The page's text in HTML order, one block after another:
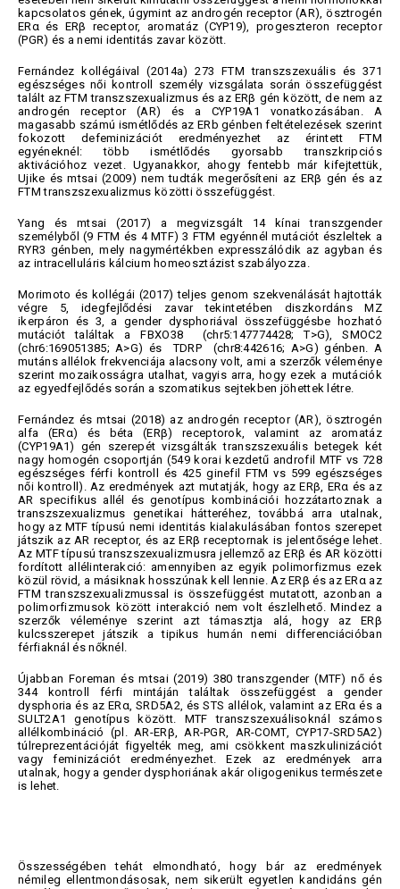
kapcsolatos gének, úgymint az androgén receptor (AR), ösztrogén
ERα és ERβ receptor, aromatáz (CYP19), progeszteron receptor
(PGR) és a nemi identitás zavar között.
Fernández kollégáival (2014a) 273 FTM transzszexuális és 371
egészséges női kontroll személy vizsgálata során összefüggést
talált az FTM transzszexualizmus és az ERβ gén között, de nem az
androgén receptor (AR) és a CYP19A1 vonatkozásában. A
magasabb számú ismétlődés az ERb génben feltételezések szerint
fokozott defeminizációt eredményezhet az érintett FTM
egyéneknél: több ismétlődés gyorsabb transzkripciós
aktivációhoz vezet. Ugyanakkor, ahogy fentebb már kifejtettük,
Ujike és mtsai (2009) nem tudták megerősíteni az ERβ gén és az
FTM transzszexualizmus közötti összefüggést.
Yang és mtsai (2017) a megvizsgált 14 kínai transzgender
személyből (9 FTM és 4 MTF) 3 FTM egyénnél mutációt észleltek a
RYR3 génben, mely nagymértékben expresszálódik az agyban és
az intracelluláris kálcium homeosztázist szabályozza.
Morimoto és kollégái (2017) teljes genom szekvenálását hajtották
végre 5, idegfejlődési zavar tekintetében diszkordáns MZ
ikerpáron és 3, a gender dysphoriával összefüggésbe hozható
mutációt találtak a FBXO38 (chr5:147774428; T>G), SMOC2
(chr6:169051385; A>G) és TDRP (chr8:442616; A>G) génben. A
mutáns allélok frekvenciája alacsony volt, ami a szerzők véleménye
szerint mozaikosságra utalhat, vagyis arra, hogy ezek a mutációk
az egyedfejlődés során a szomatikus sejtekben jöhettek létre.
Fernández és mtsai (2018) az androgén receptor (AR), ösztrogén
alfa (ERα) és béta (ERβ) receptorok, valamint az aromatáz
(CYP19A1) gén szerepét vizsgálták transzszexuális betegek két
nagy homogén csoportján (549 korai kezdetű androfil MTF vs 728
egészséges férfi kontroll és 425 ginefil FTM vs 599 egészséges
női kontroll). Az eredmények azt mutatják, hogy az ERβ, ERα és az
AR specifikus allél és genotípus kombinációi hozzátartoznak a
transzszexualizmus genetikai hátteréhez, továbbá arra utalnak,
hogy az MTF típusú nemi identitás kialakulásában fontos szerepet
játszik az AR receptor, és az ERβ receptornak is jelentősége lehet.
Az MTF típusú transzszexualizmusra jellemző az ERβ és AR közötti
fordított allélinterakció: amennyiben az egyik polimorfizmus ezek
közül rövid, a másiknak hosszúnak kell lennie. Az ERβ és az ERα az
FTM transzszexualizmussal is összefüggést mutatott, azonban a
polimorfizmusok között interakció nem volt észlelhető. Mindez a
szerzők véleménye szerint azt támasztja alá, hogy az ERβ
kulcsszerepet játszik a tipikus humán nemi differenciációban
férfiaknál és nőknél.
Újabban Foreman és mtsai (2019) 380 transzgender (MTF) nő és
344 kontroll férfi mintáján találtak összefüggést a gender
dysphoria és az ERα, SRD5A2, és STS allélok, valamint az ERα és a
SULT2A1 genotípus között. MTF transzszexuálisoknál számos
allélkombináció (pl. AR-ERβ, AR-PGR, AR-COMT, CYP17-SRD5A2)
túlreprezentációját figyelték meg, ami csökkent maszkulinizációt
vagy feminizációt eredményezhet. Ezek az eredmények arra
utalnak, hogy a gender dysphoriának akár oligogenikus természete
is lehet.
Összességében tehát elmondható, hogy bár az eredmények
némileg ellentmondásosak, nem sikerült egyetlen kandidáns gén